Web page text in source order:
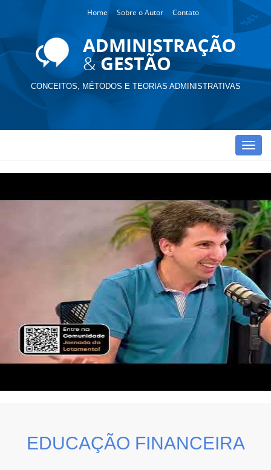
Home Sobre o Autor Contato
CONCEITOS, MÉTODOS E TEORIAS ADMINISTRATIVAS
EDUCAÇÃO FINANCEIRA